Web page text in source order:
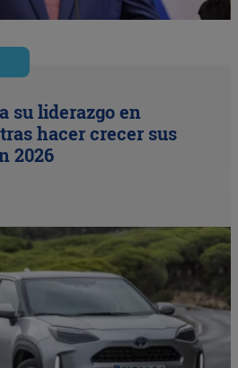
su liderazgo en
hacer crecer sus
2026